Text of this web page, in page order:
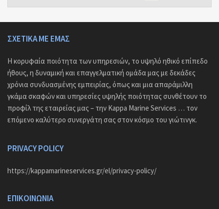
ΣΧΕΤΙΚΆ ΜΕ ΕΜΆΣ
Η κορυφαία ποιότητα των υπηρεσιών, το υψηλό ηθικό επίπεδο
ήθους, η δυναμική και επαγγελματική ομάδα μας με δεκάδες
χρόνια συνδυασμένης εμπειρίας, όπως και μια απαράμιλλη
γκάμα σκαφών και υπηρεσίες υψηλής ποιότητας συνθέτουν το
προφίλ της εταιρείας μας – την Kappa Marine Services … τον
επόμενο καλύτερο συνεργάτη σας στον κόσμο του γιώτινγκ.
PRIVACY POLICY
https://kappamarineservices.gr/el/privacy-policy/
ΕΠΙΚΟΙΝΩΝΊΑ